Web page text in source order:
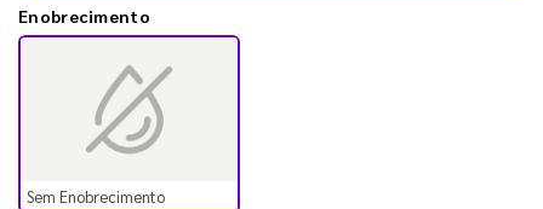
Enobrecimento
Sem Enobrecimento